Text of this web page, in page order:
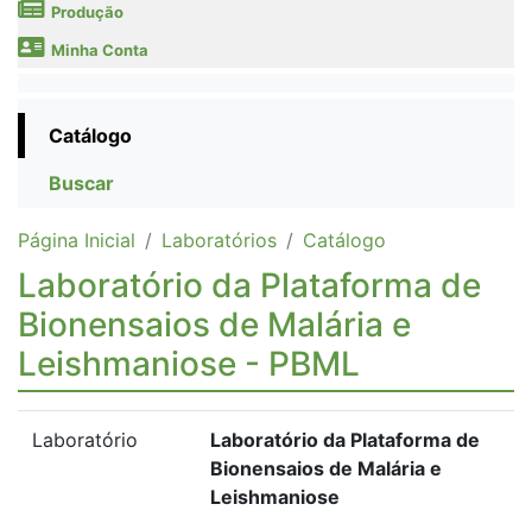
Produção
Minha Conta
Catálogo
Buscar
Página Inicial Laboratórios Catálogo
Laboratório da Plataforma de
Bionensaios de Malária e
Leishmaniose - PBML
Laboratório
Laboratório da Plataforma de
Bionensaios de Malária e
Leishmaniose